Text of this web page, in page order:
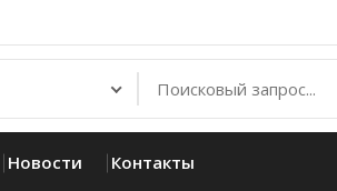
Новости Контакты